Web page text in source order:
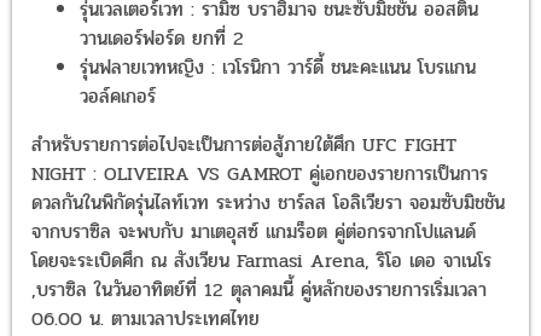
รุ่นเวลเตอร์เวท : รามิซ บราฮิมาจ ชนะซับมิชชัน ออสติน
วานเดอร์ฟอร์ด ยกที่ 2
รุ่นฟลายเวทหญิง : เวโรนิกา วาร์ดี้ ชนะคะแนน โบรแกน
วอล์คเกอร์
สำหรับรายการต่อไปจะเป็นการต่อสู้ภายใต้ศึก UFC FIGHT
NIGHT : OLIVEIRA VS GAMROT คู่เอกของรายการเป็นการ
ดวลกันในพิกัดรุ่นไลท์เวท ระหว่าง ชาร์ลส โอลิเวียรา จอมซับมิชชัน
จากบราซิล จะพบกับ มาเตอุสซ์ แกมร็อต คู่ต่อกรจากโปแลนด์
โดยจะระเบิดศึก ณ สังเวียน Farmasi Arena, ริโอ เดอ จาเนโร
,บราซิล ในวันอาทิตย์ที่ 12 ตุลาคมนี้ คู่หลักของรายการเริ่มเวลา
06.00 น. ตามเวลาประเทศไทย